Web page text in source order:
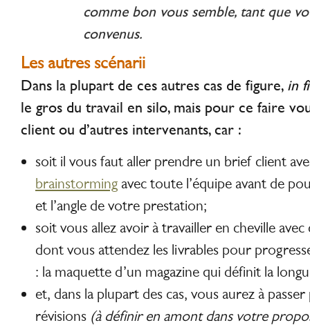
comme bon vous semble, tant que
convenus.
Les autres scénarii
Dans la plupart de ces autres cas de figure, in
le gros du travail en silo, mais pour ce faire
client ou d’autres intervenants, car :
soit il vous faut aller prendre un brief client
brainstorming avec toute l’équipe avant de
et l’angle de votre prestation;
soit vous allez avoir à travailler en cheville
dont vous attendez les livrables pour
: la maquette d’un magazine qui définit la
et, dans la plupart des cas, vous aurez à
révisions (à définir en amont dans votre